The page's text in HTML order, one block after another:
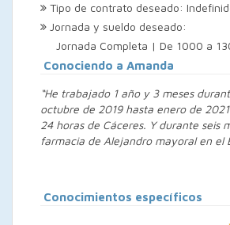
Tipo de contrato deseado:
Jornada y sueldo deseado:
Jornada Completa | De 1000 a
Conociendo a Amanda
“He trabajado 1 año y 3 meses
octubre de 2019 hasta enero de
24 horas de Cáceres. Y durante seis
farmacia de Alejandro mayoral en el
Conocimientos específicos